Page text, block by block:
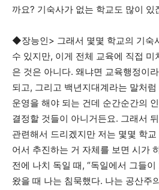
까요? 기숙사가 없는 학교도 많이 있
◆장능인> 그래서 몇몇 학교의 기숙
수 있지만, 이게 전체 교육에 직접
은 것은 아니다. 왜냐면 교육행정이
되고, 그리고 백년지대계라는 말처
운영을 해야 되는 건데 순간순간의
결정할 것들이 아니거든요. 그래서
관련해서 드리겠지만 저는 몇몇 학
어서 추진하는 거 자체를 보면 시가
전에 나치 독일 때, “독일에서 그들
왔을 때 나는 침묵했다. 나는 공산주